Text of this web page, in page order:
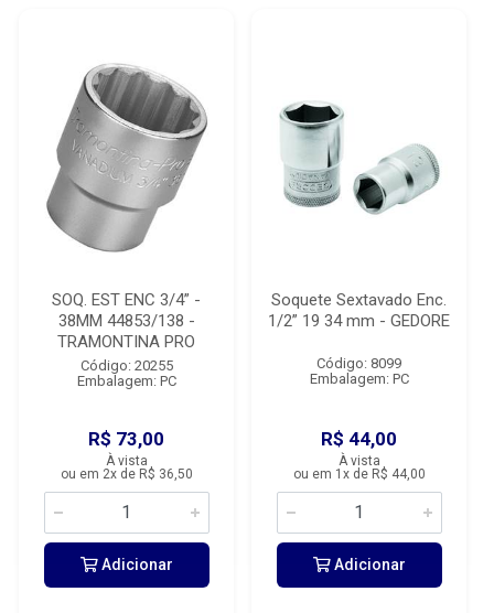
SOQ. EST ENC 3/4” -
38MM 44853/138 -
TRAMONTINA PRO
Código: 20255
Embalagem: PC
R$ 73,00
À vista
ou em 2x de R$ 36,50
Adicionar
Soquete Sextavado Enc.
1/2” 19 34 mm - GEDORE
Código: 8099
Embalagem: PC
R$ 44,00
À vista
ou em 1x de R$ 44,00
Adicionar